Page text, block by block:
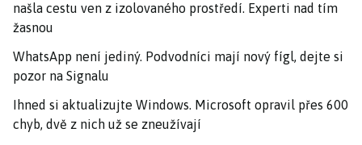
našla cestu ven z izolovaného prostředí. Experti nad tím
žasnou
WhatsApp není jediný. Podvodníci mají nový fígl, dejte si
pozor na Signalu
Ihned si aktualizujte Windows. Microsoft opravil přes 600
chyb, dvě z nich už se zneužívají